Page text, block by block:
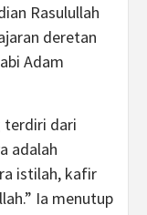
Rasulullah
Adam
terdiri dari
adalah
istilah, kafir
Ia menutup